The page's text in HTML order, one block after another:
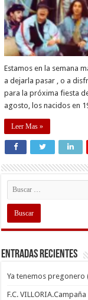
Estamos en la semana
a dejarla pasar , o a
para la próxima fiesta
agosto, los nacidos en
Leer Mas »
Entradas recientes
Ya tenemos pregonero
F.C.